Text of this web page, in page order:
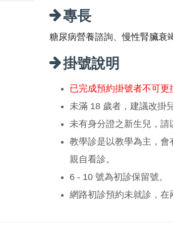
專長
糖尿病營養諮詢、慢性腎臟衰
掛號說明
已完成預約掛號者不可更
未滿 18 歲者，建議改掛
未有身分證之新生兒，請
教學診是以教學為主，會
親自看診。
6 - 10 號為初診保留號。
網路初診預約未就診，在